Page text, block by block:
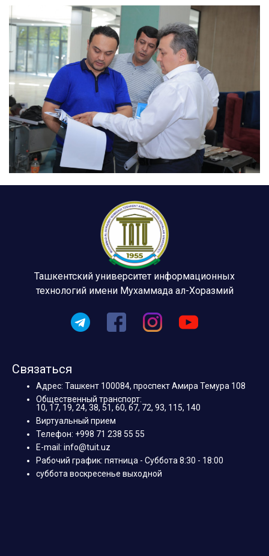
Ташкентский университет информационных
технологий имени Мухаммада ал-Хоразмий
Связаться
Адрес: Ташкент 100084, проспект Амира Темура 108
Общественный транспорт:
10, 17, 19, 24, 38, 51, 60, 67, 72, 93, 115, 140
Виртуальный прием
Телефон: +998 71 238 55 55
E-mail: info@tuit.uz
Рабочий график: пятница - Суббота 8:30 - 18:00
суббота воскресенье выходной